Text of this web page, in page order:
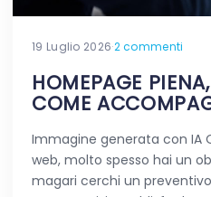
19 Luglio 2026·2 commenti
HOMEPAGE
COME
Immagine generata con IA
web, molto spesso hai un
magari cerchi un